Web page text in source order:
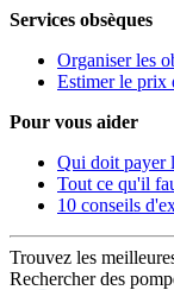
Services obsèques
Organiser les
Estimer le prix
Pour vous aider
Qui doit payer
Tout ce qu'il
10 conseils
Trouvez les
Rechercher des